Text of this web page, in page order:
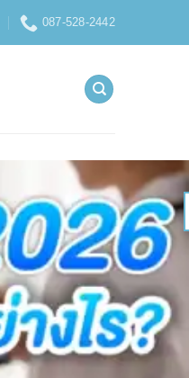
087-528-2442